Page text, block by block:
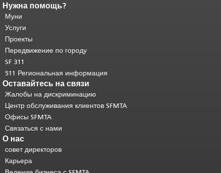
Конец содержимого
страницы.
страницы повторяется на каждой
странице.
основного содержимого .
Нужна помощь?
Муни
Услуги
Проекты
Передвижение по городу
SF 311
511 Региональная информация
Оставайтесь на связи
Жалобы на дискриминацию
Центр обслуживания клиентов SFMTA
Офисы SFMTA
Связаться с нами
О нас
совет директоров
Карьера